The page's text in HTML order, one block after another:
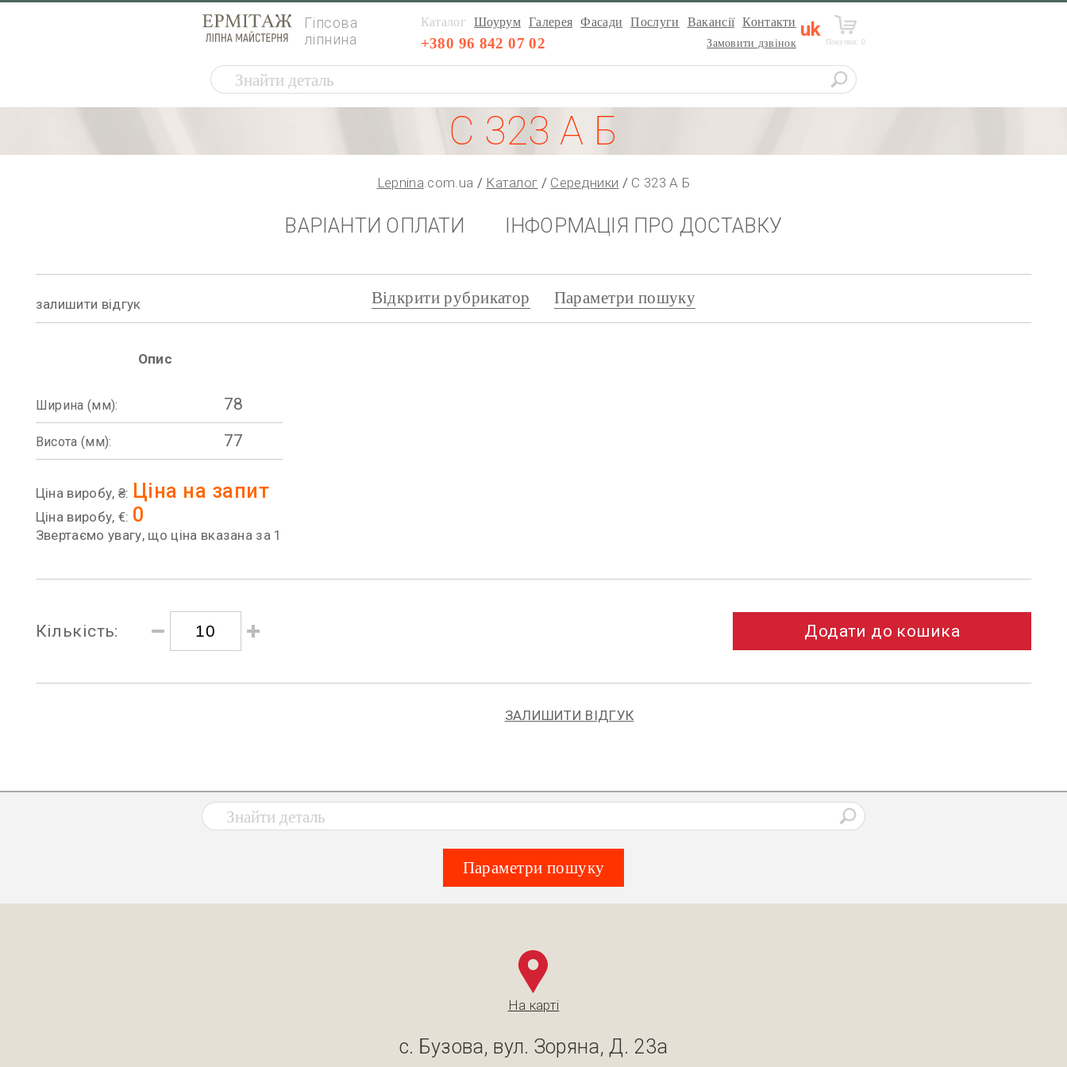
Гіпсова
ліпнина
Каталог Шоурум Галерея Фасади Послуги Вакансії Контакти
+380 96 842 07 02 Замовити дзвінок
uk
Покупки: 0
С 323 А Б
Lepnina.com.ua Каталог Середники С 323 А Б
ВАРІАНТИ ОПЛАТИ ІНФОРМАЦІЯ ПРО ДОСТАВКУ
залишити відгук Відкрити рубрикатор Параметри пошуку
Опис
Ширина (мм): 78
Висота (мм): 77
Ціна виробу, ₴: Ціна на запит
Ціна виробу, €: 0
Звертаємо увагу, що ціна вказана за 1
Кількість: Додати до кошика
ЗАЛИШИТИ ВІДГУК
Параметри пошуку
На карті
с. Бузова, вул. Зоряна, Д. 23а